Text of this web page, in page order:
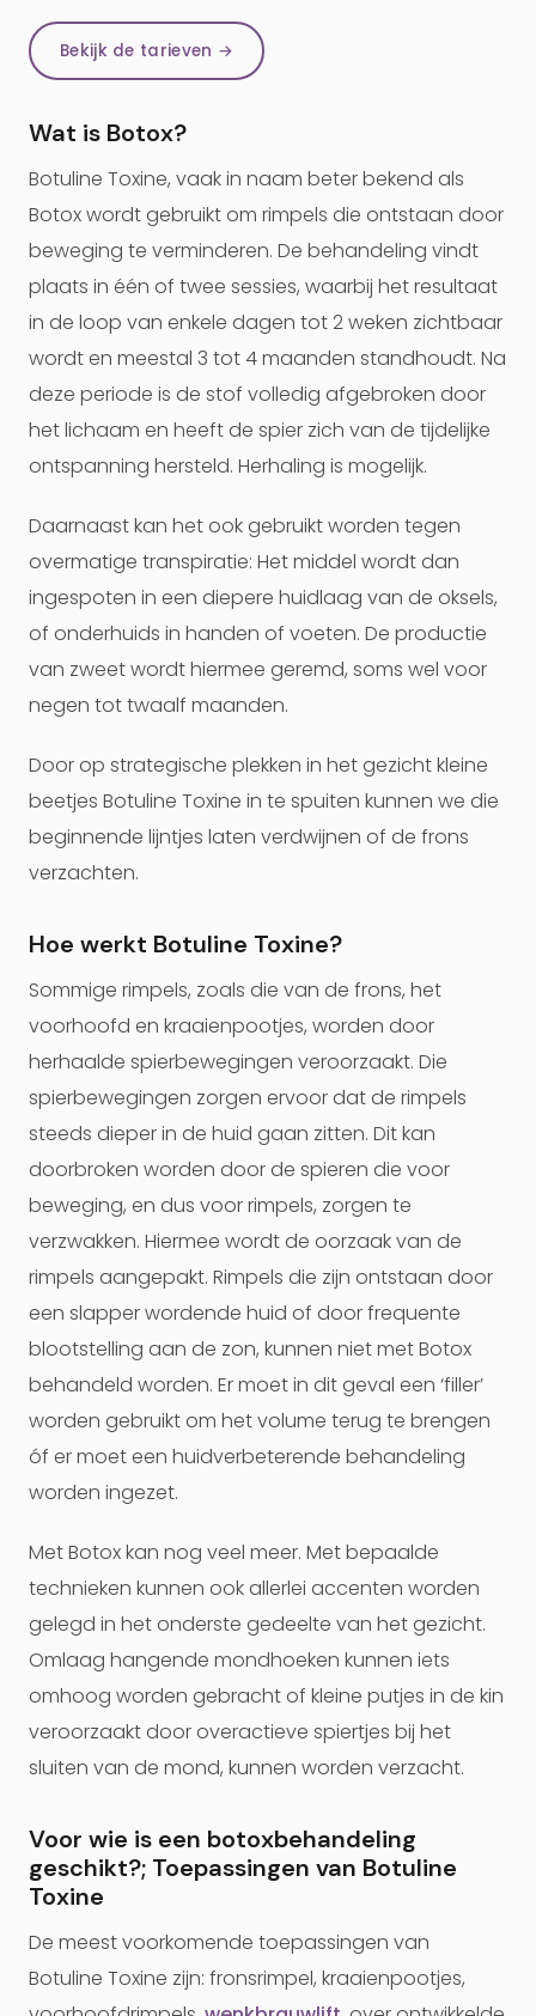
Bekijk de tarieven →
Wat is Botox?
Botuline Toxine, vaak in naam beter bekend als
Botox wordt gebruikt om rimpels die ontstaan door
beweging te verminderen. De behandeling vindt
plaats in één of twee sessies, waarbij het resultaat
in de loop van enkele dagen tot 2 weken zichtbaar
wordt en meestal 3 tot 4 maanden standhoudt. Na
deze periode is de stof volledig afgebroken door
het lichaam en heeft de spier zich van de tijdelijke
ontspanning hersteld. Herhaling is mogelijk.
Daarnaast kan het ook gebruikt worden tegen
overmatige transpiratie: Het middel wordt dan
ingespoten in een diepere huidlaag van de oksels,
of onderhuids in handen of voeten. De productie
van zweet wordt hiermee geremd, soms wel voor
negen tot twaalf maanden.
Door op strategische plekken in het gezicht kleine
beetjes Botuline Toxine in te spuiten kunnen we die
beginnende lijntjes laten verdwijnen of de frons
verzachten.
Hoe werkt Botuline Toxine?
Sommige rimpels, zoals die van de frons, het
voorhoofd en kraaienpootjes, worden door
herhaalde spierbewegingen veroorzaakt. Die
spierbewegingen zorgen ervoor dat de rimpels
steeds dieper in de huid gaan zitten. Dit kan
doorbroken worden door de spieren die voor
beweging, en dus voor rimpels, zorgen te
verzwakken. Hiermee wordt de oorzaak van de
rimpels aangepakt. Rimpels die zijn ontstaan door
een slapper wordende huid of door frequente
blootstelling aan de zon, kunnen niet met Botox
behandeld worden. Er moet in dit geval een ‘filler’
worden gebruikt om het volume terug te brengen
óf er moet een huidverbeterende behandeling
worden ingezet.
Met Botox kan nog veel meer. Met bepaalde
technieken kunnen ook allerlei accenten worden
gelegd in het onderste gedeelte van het gezicht.
Omlaag hangende mondhoeken kunnen iets
omhoog worden gebracht of kleine putjes in de kin
veroorzaakt door overactieve spiertjes bij het
sluiten van de mond, kunnen worden verzacht.
Voor wie is een botoxbehandeling
geschikt?; Toepassingen van Botuline
Toxine
De meest voorkomende toepassingen van
Botuline Toxine zijn: fronsrimpel, kraaienpootjes,